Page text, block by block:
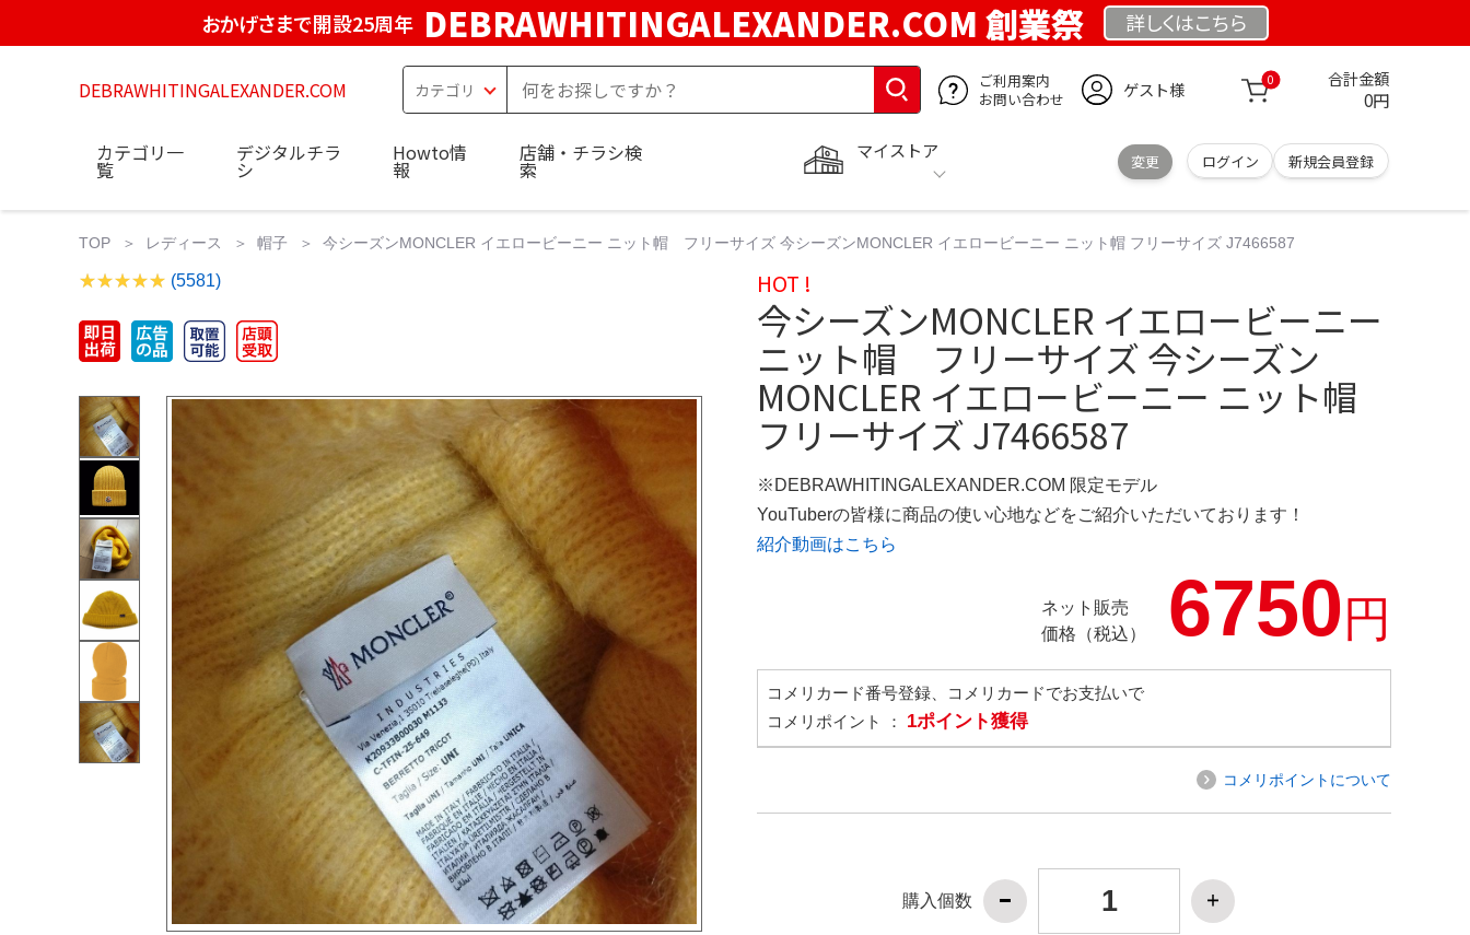
おかげさまで開設25周年 DEBRAWHITINGALEXANDER.COM 創業祭 詳しくはこちら
DEBRAWHITINGALEXANDER.COM
ご利用案内
お問い合わせ
ゲスト様 0 合計金額
0円
マイストア
変更 ログイン 新規会員登録
カテゴリ一
覧
デジタルチラ
シ
Howto情
報
店舗・チラシ検
索
TOP レディース 帽子 今シーズンMONCLER イエロービーニー ニット帽 フリーサイズ 今シーズンMONCLER イエロービーニー ニット帽 フリーサイズ J7466587
(5581) HOT !
今シーズンMONCLER イエロービーニー
ニット帽 フリーサイズ 今シーズン
MONCLER イエロービーニー ニット帽
フリーサイズ J7466587
※DEBRAWHITINGALEXANDER.COM 限定モデル
YouTuberの皆様に商品の使い心地などをご紹介いただいております！
紹介動画はこちら
ネット販売
価格（税込）
6750円
コメリカード番号登録、コメリカードでお支払いで
コメリポイント ： 1ポイント獲得
コメリポイントについて
購入個数